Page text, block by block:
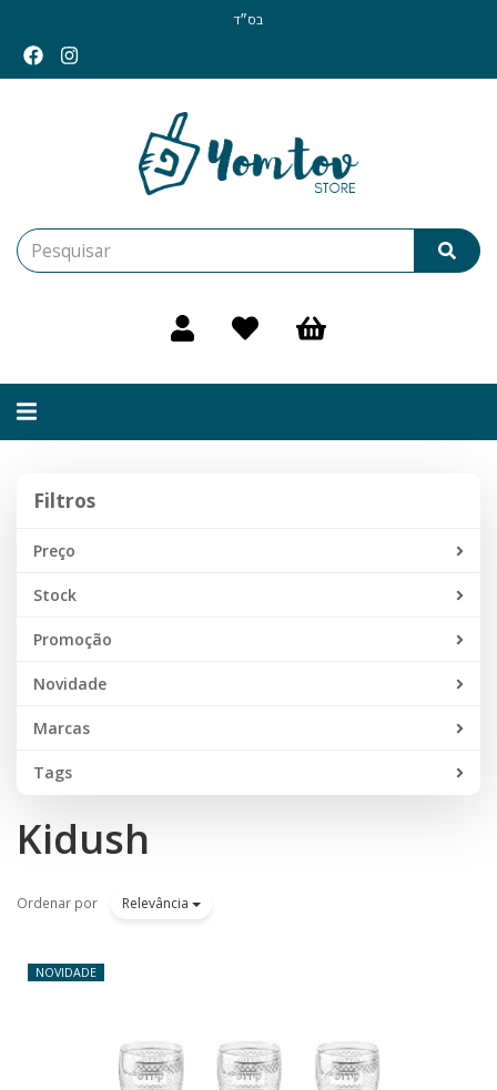
בס״ד
Alternar
Filtros
Preço
Stock
Promoção
Novidade
Marcas
Tags
Kidush
Ordenar por Relevância
NOVIDADE